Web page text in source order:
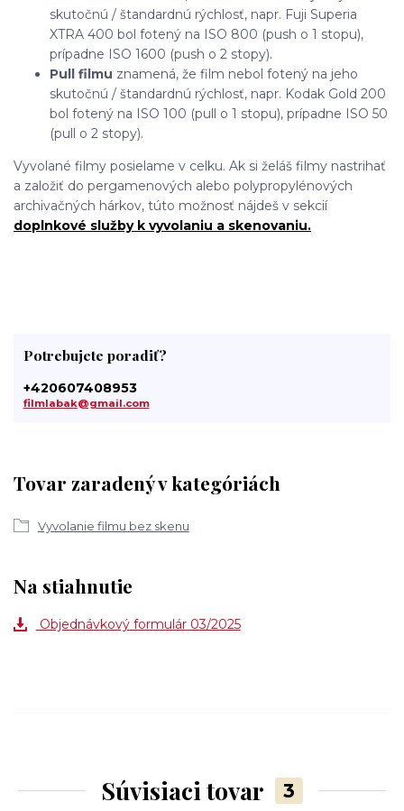
skutočnú / štandardnú rýchlosť, napr. Fuji Superia
XTRA 400 bol fotený na ISO 800 (push o 1 stopu),
prípadne ISO 1600 (push o 2 stopy).
Pull filmu znamená, že film nebol fotený na jeho
skutočnú / štandardnú rýchlosť, napr. Kodak Gold 200
bol fotený na ISO 100 (pull o 1 stopu), prípadne ISO 50
(pull o 2 stopy).
Vyvolané filmy posielame v celku. Ak si želáš filmy nastrihať
a založiť do pergamenových alebo polypropylénových
archivačných hárkov, túto možnosť nájdeš v sekcií
doplnkové služby k vyvolaniu a skenovaniu.
Tovar zaradený v kategóriách
Vyvolanie filmu bez skenu
Potrebujete poradiť?
+420607408953
filmlabak@gmail.com
Na stiahnutie
Objednávkový formulár 03/2025
Súvisiaci tovar 3